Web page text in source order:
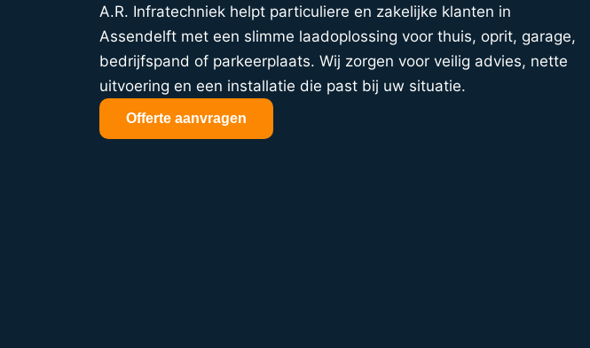
A.R. Infratechniek helpt particuliere en zakelijke klanten in
Assendelft met een slimme laadoplossing voor thuis, oprit, garage,
bedrijfspand of parkeerplaats. Wij zorgen voor veilig advies, nette
uitvoering en een installatie die past bij uw situatie.
Offerte aanvragen